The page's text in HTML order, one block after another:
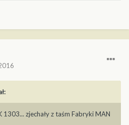
1303... zjechały z taśm Fabryki MAN